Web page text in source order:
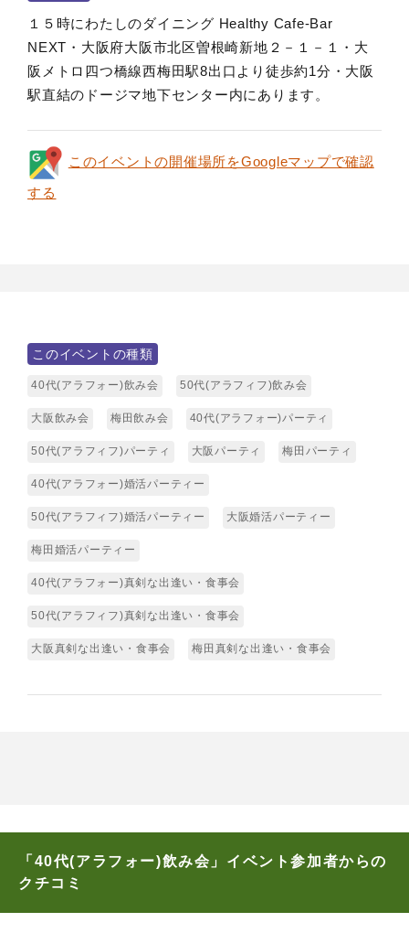
１５時にわたしのダイニング Healthy Cafe-Bar
NEXT・大阪府大阪市北区曽根崎新地２－１－１・大
阪メトロ四つ橋線西梅田駅8出口より徒歩約1分・大阪
駅直結のドージマ地下センター内にあります。
このイベントの開催場所をGoogleマップで確認
する
このイベントの種類
40代(アラフォー)飲み会 50代(アラフィフ)飲み会
大阪飲み会 梅田飲み会 40代(アラフォー)パーティ
50代(アラフィフ)パーティ 大阪パーティ 梅田パーティ
40代(アラフォー)婚活パーティー
50代(アラフィフ)婚活パーティー 大阪婚活パーティー
梅田婚活パーティー
40代(アラフォー)真剣な出逢い・食事会
50代(アラフィフ)真剣な出逢い・食事会
大阪真剣な出逢い・食事会 梅田真剣な出逢い・食事会
「40代(アラフォー)飲み会」イベント参加者からの
クチコミ